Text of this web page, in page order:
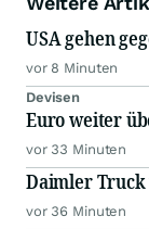
USA gehen
vor 8 Minuten
Devisen
Euro weiter
vor 33 Minuten
Daimler Truck
vor 36 Minuten